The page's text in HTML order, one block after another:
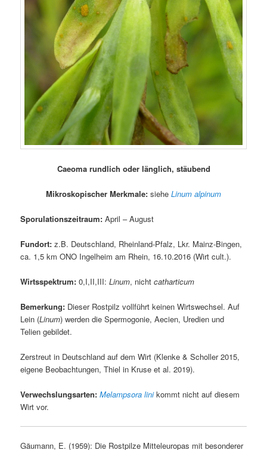
Caeoma rundlich oder länglich, stäubend
Mikroskopischer Merkmale: siehe Linum alpinum
Sporulationszeitraum: April – August
Fundort:z.B. Deutschland, Rheinland-Pfalz, Lkr. Mainz-Bingen,
ca. 1,5 km ONO Ingelheim am Rhein, 16.10.2016 (Wirt cult.).
Wirtsspektrum: 0,I,II,III: Linum, nicht catharticum
Bemerkung: Dieser Rostpilz vollführt keinen Wirtswechsel. Auf
Lein (Linum) werden die Spermogonie, Aecien, Uredien und
Telien gebildet.
Zerstreut in Deutschland auf dem Wirt (Klenke & Scholler 2015,
eigene Beobachtungen, Thiel in Kruse et al. 2019).
Verwechslungsarten:Melampsora linikommt nicht auf diesem
Wirt vor.
Gäumann, E. (1959): Die Rostpilze Mitteleuropas mit besonderer